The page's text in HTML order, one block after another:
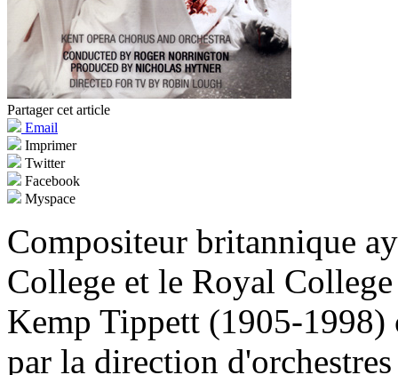
Partager cet article
Email
Imprimer
Twitter
Facebook
Myspace
Compositeur britannique
College et le Royal
Kemp Tippett (1905-1998)
par la direction